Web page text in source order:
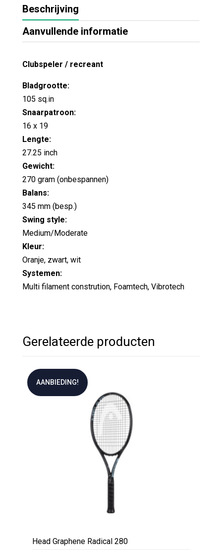
Beschrijving
Aanvullende informatie
Clubspeler / recreant
Bladgrootte:
105 sq.in
Snaarpatroon:
16 x 19
Lengte:
27.25 inch
Gewicht:
270 gram (onbespannen)
Balans:
345 mm (besp.)
Swing style:
Medium/Moderate
Kleur:
Oranje, zwart, wit
Systemen:
Multi filament constrution, Foamtech, Vibrotech
Gerelateerde producten
AANBIEDING!
Head Graphene Radical 280